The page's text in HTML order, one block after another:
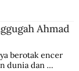
Ahmad
berotak encer
dunia dan